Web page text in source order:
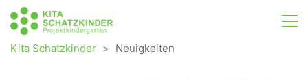
Kita Schatzkinder > Neuigkeiten